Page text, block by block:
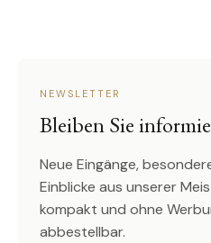
NEWSLETTER
Bleiben Sie
Neue Eingänge,
Einblicke aus unserer
kompakt und ohne
abbestellbar.